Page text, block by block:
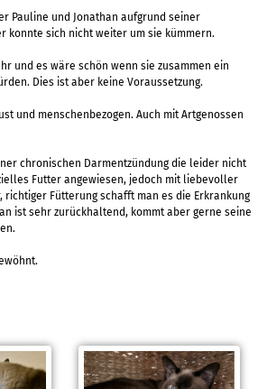
Pauline und Jonathan aufgrund seiner
konnte sich nicht weiter um sie kümmern.
und es wäre schön wenn sie zusammen ein
Dies ist aber keine Voraussetzung.
und menschenbezogen. Auch mit Artgenossen
chronischen Darmentzündung die leider nicht
Futter angewiesen, jedoch mit liebevoller
richtiger Fütterung schafft man es die Erkrankung
ist sehr zurückhaltend, kommt aber gerne seine